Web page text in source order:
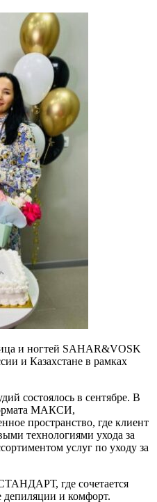
и ногтей SAHAR&VOSK
и Казахстане в рамках
состоялось в сентябре. В
МАКСИ,
пространство, где клиент
технологиями ухода за
услуг по уходу за
где сочетается
депиляции и комфорт.